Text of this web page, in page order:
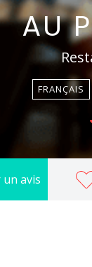
AU
FRANÇAIS
un avis